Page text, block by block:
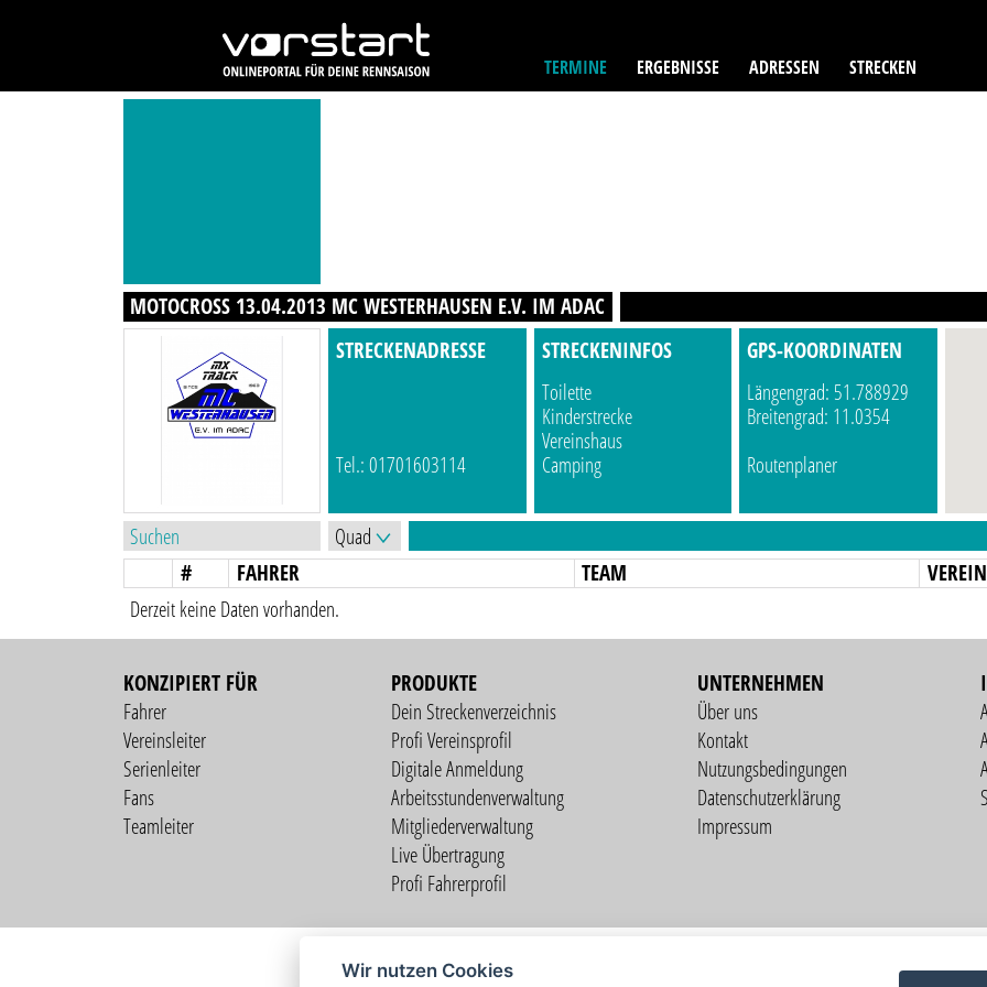
TERMINE ERGEBNISSE ADRESSEN STRECKEN
MOTOCROSS 13.04.2013 MC WESTERHAUSEN E.V. IM ADAC
STRECKENADRESSE
Tel.: 01701603114
STRECKENINFOS
Toilette
Kinderstrecke
Vereinshaus
Camping
GPS-KOORDINATEN
Längengrad: 51.788929
Breitengrad: 11.0354
Routenplaner
# FAHRER TEAM VEREIN
Derzeit keine Daten vorhanden.
KONZIPIERT FÜR
Fahrer
Vereinsleiter
Serienleiter
Fans
Teamleiter
PRODUKTE
Dein Streckenverzeichnis
Profi Vereinsprofil
Digitale Anmeldung
Arbeitsstundenverwaltung
Mitgliederverwaltung
Live Übertragung
Profi Fahrerprofil
UNTERNEHMEN
Über uns
Kontakt
Nutzungsbedingungen
Datenschutzerklärung
Impressum
Wir nutzen Cookies